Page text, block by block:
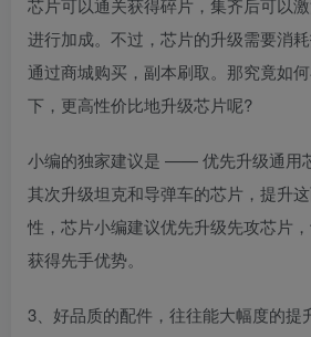
芯片可以通关获得碎片，集齐后可以
进行加成。不过，芯片的升级需要消
通过商城购买，副本刷取。那究竟如
下，更高性价比地升级芯片呢?
小编的独家建议是 —— 优先升级通用
其次升级坦克和导弹车的芯片，提升
性，芯片小编建议优先升级先攻芯片
获得先手优势。
3、好品质的配件，往往能大幅度的提